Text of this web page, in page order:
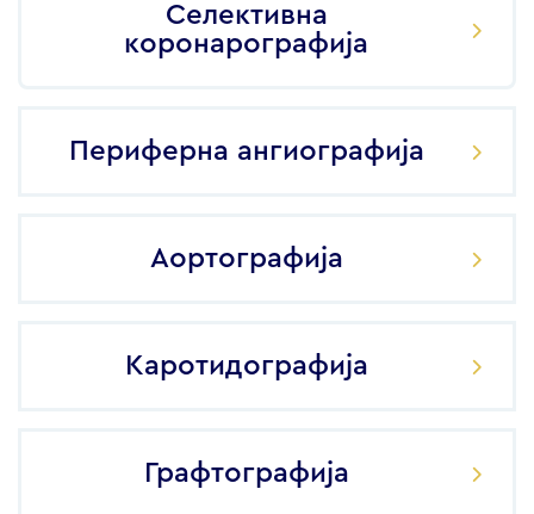
Селективна
коронарографија
Периферна ангиографија
Аортографија
Каротидографија
Графтографија